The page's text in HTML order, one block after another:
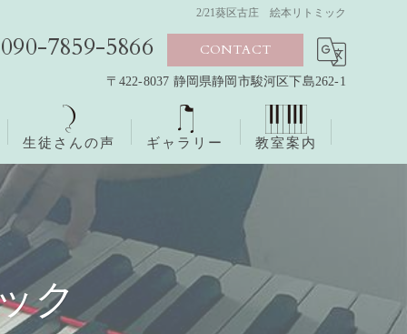
2/21葵区古庄 絵本リトミック
090-7859-5866 CONTACT
〒422-8037 静岡県静岡市駿河区下島262-1
生徒さんの声 ギャラリー 教室案内
ク